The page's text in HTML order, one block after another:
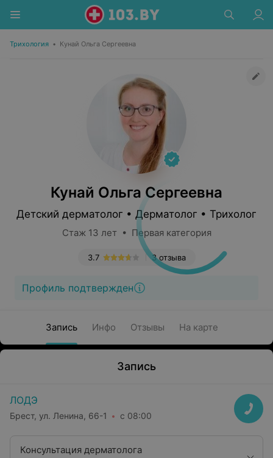
Трихология • Кунай Ольга Сергеевна
Кунай Ольга Сергеевна
Детский дерматолог • Дерматолог • Трихолог
Стаж 13 лет • Первая категория
3 отзыва
3.7
Профиль подтвержден
Запись Инфо Отзывы На карте
Запись
ЛОДЭ
Брест, ул. Ленина, 66-1 с 08:00
Консультация дерматолога